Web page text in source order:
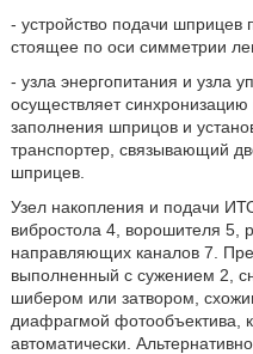
- устройство подачи шприцев
стоящее по оси симметрии
- узла энергопитания и узла
осуществляет синхронизацию
заполнения шприцов и
транспортер, связывающий
шприцев.
Узел накопления и подачи
вибростола 4, ворошителя 5,
направляющих каналов 7.
выполненный с сужением 2,
шибером или затвором,
диафрагмой фотообъектива,
автоматически.